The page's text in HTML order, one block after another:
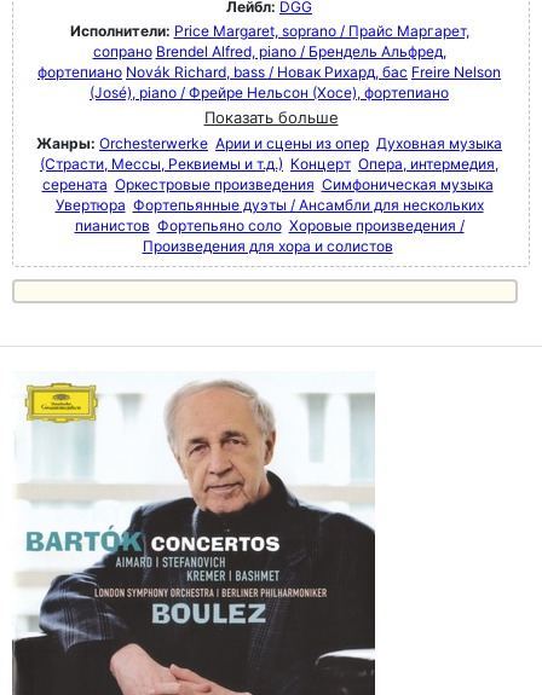
Лейбл: DGG
Исполнители: Price Margaret, soprano / Прайс Маргарет,
сопрано Brendel Alfred, piano / Брендель Альфред,
фортепиано Novák Richard, bass / Новак Рихард, бас Freire Nelson
(José), piano / Фрейре Нельсон (Хосе), фортепиано
Показать больше
Жанры: Orchesterwerke Арии и сцены из опер Духовная музыка
(Страсти, Мессы, Реквиемы и т.д.) Концерт Опера, интермедия,
серената Оркестровые произведения Симфоническая музыка
Увертюра Фортепьянные дуэты / Ансамбли для нескольких
пианистов Фортепьяно соло Хоровые произведения /
Произведения для хора и солистов